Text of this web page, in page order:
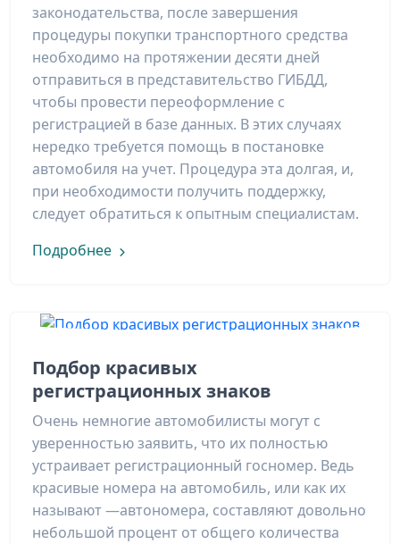
законодательства, после завершения
процедуры покупки транспортного средства
необходимо на протяжении десяти дней
отправиться в представительство ГИБДД,
чтобы провести переоформление с
регистрацией в базе данных. В этих случаях
нередко требуется помощь в постановке
автомобиля на учет. Процедура эта долгая, и,
при необходимости получить поддержку,
следует обратиться к опытным специалистам.
Подробнее
Подбор красивых
регистрационных знаков
Очень немногие автомобилисты могут с
уверенностью заявить, что их полностью
устраивает регистрационный госномер. Ведь
красивые номера на автомобиль, или как их
называют —автономера, составляют довольно
небольшой процент от общего количества